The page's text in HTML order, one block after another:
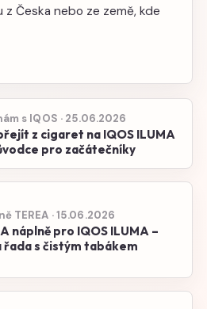
z Česka nebo ze země, kde
s IQOS · 25.06.2026
z cigaret na IQOS ILUMA
pro začátečníky
TEREA · 15.06.2026
náplně pro IQOS ILUMA –
řada s čistým tabákem